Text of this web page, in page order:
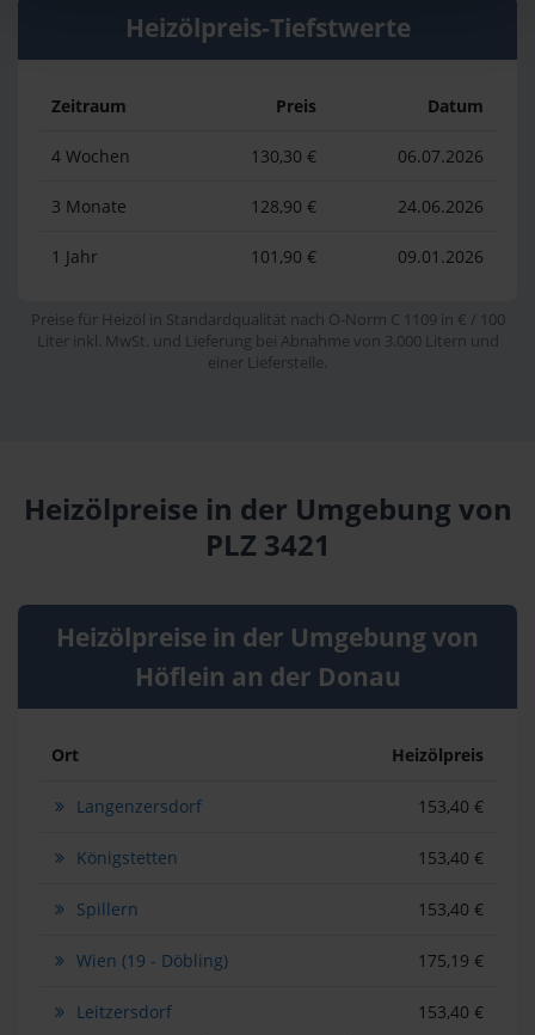
Heizölpreis-Tiefstwerte
Zeitraum Preis Datum
4 Wochen 130,30 € 06.07.2026
3 Monate 128,90 € 24.06.2026
1 Jahr 101,90 € 09.01.2026
Preise für Heizöl in Standardqualität nach Ö-Norm C 1109 in € / 100
Liter inkl. MwSt. und Lieferung bei Abnahme von 3.000 Litern und
einer Lieferstelle.
Heizölpreise in der Umgebung von
PLZ 3421
Heizölpreise in der Umgebung von
Höflein an der Donau
Ort Heizölpreis
Langenzersdorf 153,40 €
Königstetten 153,40 €
Spillern 153,40 €
Wien (19 - Döbling) 175,19 €
Leitzersdorf 153,40 €